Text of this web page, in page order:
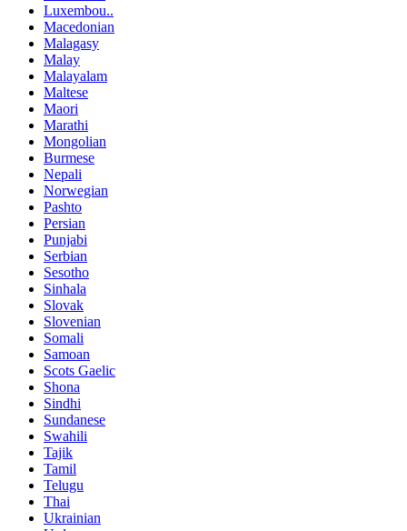
Luxembou..
Macedonian
Malagasy
Malay
Malayalam
Maltese
Maori
Marathi
Mongolian
Burmese
Nepali
Norwegian
Pashto
Persian
Punjabi
Serbian
Sesotho
Sinhala
Slovak
Slovenian
Somali
Samoan
Scots Gaelic
Shona
Sindhi
Sundanese
Swahili
Tajik
Tamil
Telugu
Thai
Ukrainian